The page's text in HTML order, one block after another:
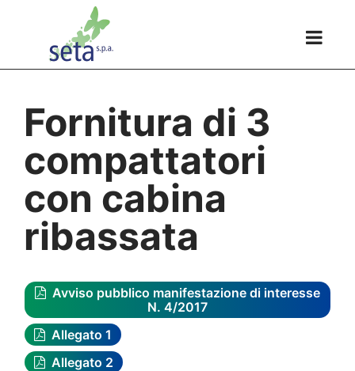
Fornitura di 3
compattatori
con cabina
ribassata
Avviso pubblico manifestazione di interesse
N. 4/2017
Allegato 1
Allegato 2